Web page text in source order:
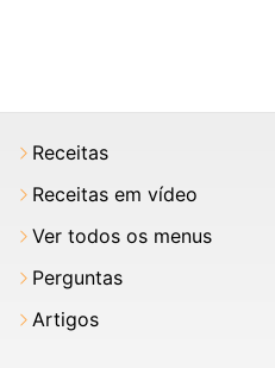
Receitas
Receitas em vídeo
Ver todos os menus
Perguntas
Artigos